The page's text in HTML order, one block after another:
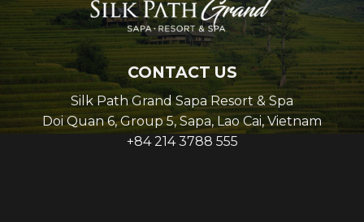
CONTACT US
Silk Path Grand Sapa Resort & Spa
Doi Quan 6, Group 5, Sapa, Lao Cai, Vietnam
+84 214 3788 555